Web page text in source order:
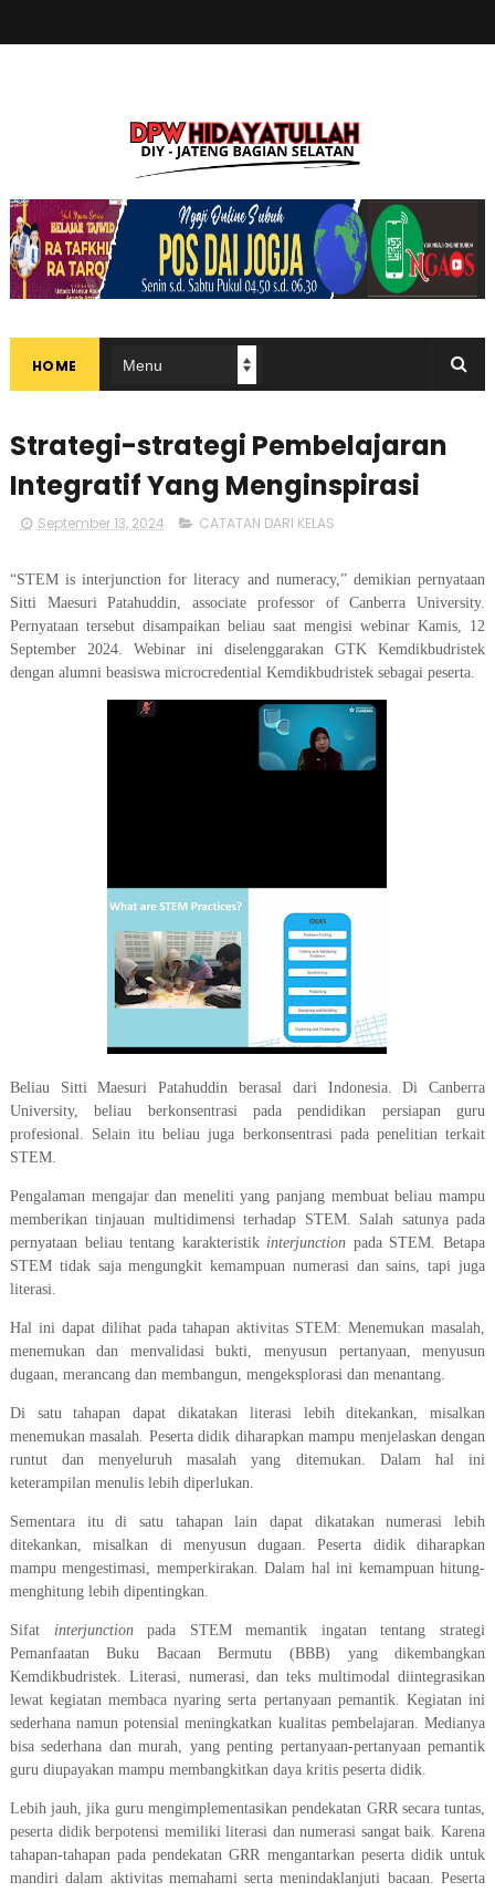
HOME
Strategi-strategi Pembelajaran
Integratif Yang Menginspirasi
September 13, 2024 CATATAN DARI KELAS
“STEM is interjunction for literacy and numeracy,” demikian pernyataan
Sitti Maesuri Patahuddin, associate professor of Canberra University.
Pernyataan tersebut disampaikan beliau saat mengisi webinar Kamis, 12
September 2024. Webinar ini diselenggarakan GTK Kemdikbudristek
dengan alumni beasiswa microcredential Kemdikbudristek sebagai peserta.
Beliau Sitti Maesuri Patahuddin berasal dari Indonesia. Di Canberra
University, beliau berkonsentrasi pada pendidikan persiapan guru
profesional. Selain itu beliau juga berkonsentrasi pada penelitian terkait
STEM.
Pengalaman mengajar dan meneliti yang panjang membuat beliau mampu
memberikan tinjauan multidimensi terhadap STEM. Salah satunya pada
pernyataan beliau tentang karakteristik interjunction pada STEM. Betapa
STEM tidak saja mengungkit kemampuan numerasi dan sains, tapi juga
literasi.
Hal ini dapat dilihat pada tahapan aktivitas STEM: Menemukan masalah,
menemukan dan menvalidasi bukti, menyusun pertanyaan, menyusun
dugaan, merancang dan membangun, mengeksplorasi dan menantang.
Di satu tahapan dapat dikatakan literasi lebih ditekankan, misalkan
menemukan masalah. Peserta didik diharapkan mampu menjelaskan dengan
runtut dan menyeluruh masalah yang ditemukan. Dalam hal ini
keterampilan menulis lebih diperlukan.
Sementara itu di satu tahapan lain dapat dikatakan numerasi lebih
ditekankan, misalkan di menyusun dugaan. Peserta didik diharapkan
mampu mengestimasi, memperkirakan. Dalam hal ini kemampuan hitung-
menghitung lebih dipentingkan.
Sifat interjunctionpada STEM memantik ingatan tentang strategi
Pemanfaatan Buku Bacaan Bermutu (BBB) yang dikembangkan
Kemdikbudristek. Literasi, numerasi, dan teks multimodal diintegrasikan
lewat kegiatan membaca nyaring serta pertanyaan pemantik. Kegiatan ini
sederhana namun potensial meningkatkan kualitas pembelajaran. Medianya
bisa sederhana dan murah, yang penting pertanyaan-pertanyaan pemantik
guru diupayakan mampu membangkitkan daya kritis peserta didik.
Lebih jauh, jika guru mengimplementasikan pendekatan GRR secara tuntas,
peserta didik berpotensi memiliki literasi dan numerasi sangat baik. Karena
tahapan-tahapan pada pendekatan GRR mengantarkan peserta didik untuk
mandiri dalam aktivitas memahami serta menindaklanjuti bacaan. Peserta